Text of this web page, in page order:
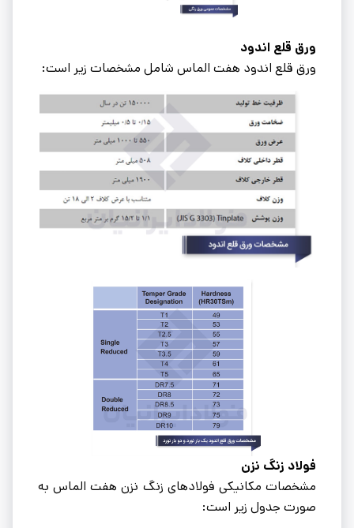
ورق قلع اندود
ورق قلع اندود هفت الماس شامل مشخصات زیر است:
فولاد زنگ نزن
مشخصات مکانیکى فولادهاى زنگ نزن هفت الماس به
صورت جدول زیر است: